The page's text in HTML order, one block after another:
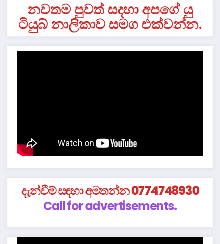
නවතම පුවත් සදහා අපගේ යු
ටියුබ් නාලිකාව සමග එක්වන්න.
දැන්වීම් සඳහා අමතන්න 0774748930
Call for advertisements.